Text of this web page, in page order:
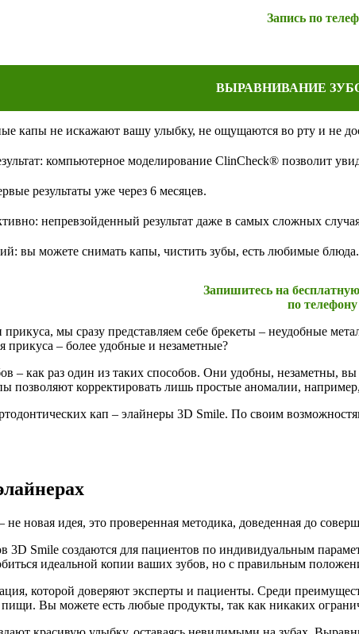
Запись по
ВЫРАВНИВАНИЕ
капы не искажают вашу улыбку, не ощущаются во рту и не
компьютерное моделирование ClinCheck® позволит
результаты уже через 6 месяцев.
непревзойденный результат даже в самых сложных
вы можете снимать капы, чистить зубы, есть любимые блюда.
Запишитесь на
по
мы сразу представляем себе брекеты – неудобные
прикуса – более удобные и незаметные?
– как раз один из таких способов. Они удобны, незаметны,
позволяют корректировать лишь простые аномалии,
кап – элайнеры 3D Smile. По своим
новая идея, это проверенная методика, доведенная до
3D Smile создаются для пациентов по индивидуальным
идеальной копии ваших зубов, но с правильным
которой доверяют эксперты и пациенты. Среди
Вы можете есть любые продукты, так как никаких